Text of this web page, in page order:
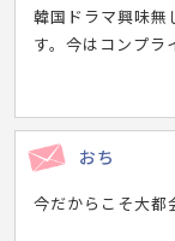
韓国ドラマ興味無
す。今はコンプラ
おち
今だからこそ大